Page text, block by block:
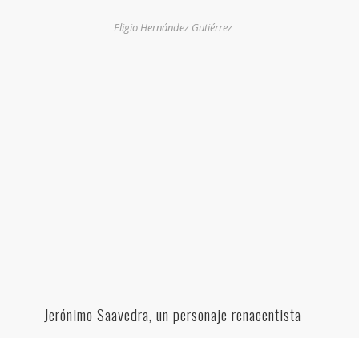
Eligio Hernández Gutiérrez
Jerónimo Saavedra, un personaje renacentista